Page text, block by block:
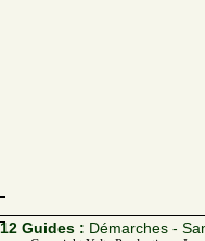
12 Guides : Démarches -